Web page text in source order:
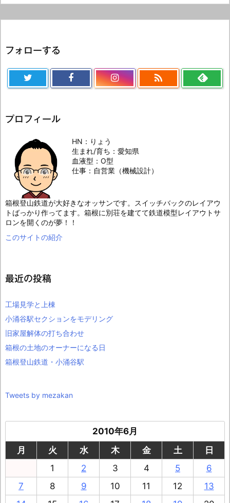
フォローする

プロフィール
HN：りょう
生まれ/育ち：愛知県
血液型：O型
仕事：自営業（機械設計）
箱根登山鉄道が大好きなオッサンです。スイッチバックのレイアウ
トばっかり作ってます。箱根に別荘を建てて鉄道模型レイアウトサ
ロンを開くのが夢！！
このサイトの紹介
最近の投稿
工場見学と上棟
小涌谷駅セクションをモデリング
旧家屋解体の打ち合わせ
箱根の土地のオーナーになる日
箱根登山鉄道・小涌谷駅
Tweets by mezakan
2010年6月
月
火 水 木 金 土
日
1
2 3 4 5
6
7
8 9 10 11 12
13